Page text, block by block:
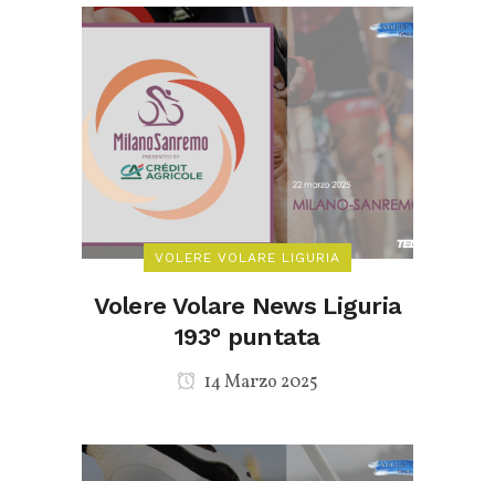
VOLERE VOLARE LIGURIA
Volere Volare News Liguria
193° puntata
14 Marzo 2025